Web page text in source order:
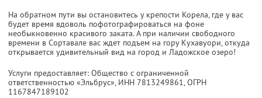
На обратном пути вы остановитесь у крепости Корела, где у вас
будет время вдоволь пофотографироваться на фоне
необыкновенно красивого заката. А при наличии свободного
времени в Сортавале вас ждет подъем на гору Кухавуори, откуда
открывается удивительный вид на город и Ладожское озеро!
Услуги предоставляет: Общество с ограниченной
ответственностью «Эльбрус», ИНН 7813249861, ОГРН
1167847189102